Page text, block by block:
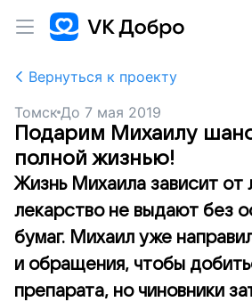
Вернуться к проекту
Томск До 7 мая 2019
Подарим Михаилу
полной жизнью!
Жизнь Михаила зависит от
лекарство не выдают без
бумаг. Михаил уже
и обращения, чтобы
препарата, но чиновники